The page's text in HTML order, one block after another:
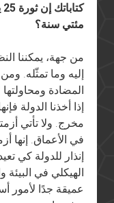
مئتي سنة؟
من جهة، يمكننا
إليه وما تمثّله.
المضادة
إذا أخذنا الدولة
مخرج. ولا تأتي
في الأعماق. إنها
إنذار للدولة كي
الهيكلي في البيئة
عميقة جدًا لأمور